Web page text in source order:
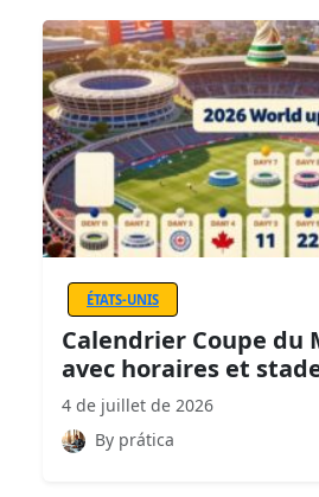
ÉTATS-UNIS
Calendrier Coupe du
avec horaires et
4 de juillet de 2026
By prática